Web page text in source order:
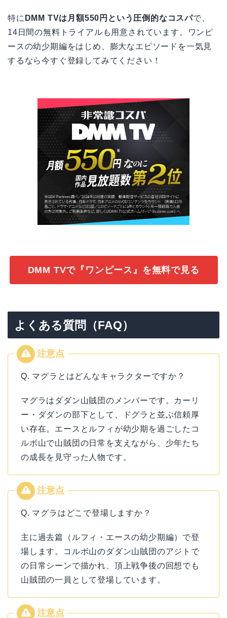
特に DMM TVは月額550円という圧倒的なコスパで、
14日間の無料トライアルも用意されています。ワンピ
ースの幼少期編をはじめ、膨大なエピソードを一気見
するなら今すぐ登録してみてください！
DMM TVで『ワンピース』を無料で見る
よくある質問（FAQ）
Q. マグラとはどんなキャラクターですか？
マグラはダダン山賊団のメンバーです。カーリ
ー・ダダンの部下として、ドグラと並ぶ信頼厚
い存在。エースとルフィが幼少期を過ごしたコ
ルボ山で山賊団の日常を支えながら、少年たち
の成長を見守った人物です。
Q. マグラはどこで登場しますか？
主に過去篇（ルフィ・エースの幼少期編）で登
場します。コルボ山のダダン山賊団のアジトで
の日常シーンで描かれ、頂上戦争後の回想でも
山賊団の一員として登場しています。